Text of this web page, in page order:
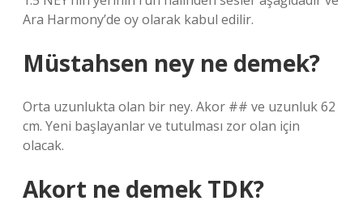
Ara Harmony’de oy olarak kabul edilir.
Müstahsen ney ne demek?
Orta uzunlukta olan bir ney. Akor ## ve uzunluk 62
cm. Yeni başlayanlar ve tutulması zor olan için
olacak.
Akort ne demek TDK?